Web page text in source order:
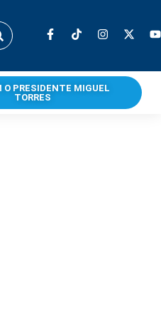
O PRESIDENTE MIGUEL
TORRES